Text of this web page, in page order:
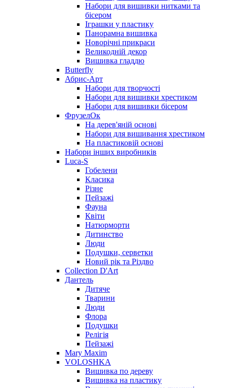
Набори для вишивки нитками та
бісером
Іграшки у пластику
Панорамна вишивка
Новорічні прикраси
Великодній декор
Вишивка гладдю
Butterfly
Абрис-Арт
Набори для творчості
Набори для вишивки хрестиком
Набори для вишивки бісером
ФрузелОк
На дерев'яній основі
Набори для вишивання хрестиком
На пластиковій основі
Набори інших виробників
Luca-S
Гобелени
Класика
Різне
Пейзажі
Фауна
Квіти
Натюрморти
Дитинство
Люди
Подушки, серветки
Новий рік та Різдво
Collection D'Art
Дантель
Дитяче
Тварини
Люди
Флора
Подушки
Релігія
Пейзажі
Mary Maxim
VOLOSHKA
Вишивка по дереву
Вишивка на пластику